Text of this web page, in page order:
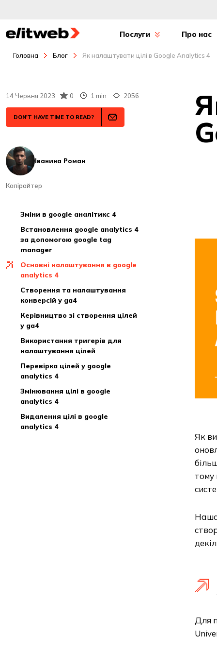
Послуги Про нас
Головна Блог Як налаштувати цілі в Google Analytics 4
14 Червня 2023 0 1 min 2056
DON'T HAVE TIME TO READ?
Іванина Роман
Копірайтер
зміни в google аналітикс 4
встановлення google analytics 4
за допомогою google tag
manager
основні налаштування в google
analytics 4
створення та налаштування
конверсій у ga4
керівництво зі створення цілей
у ga4
використання тригерів для
налаштування цілей
перевірка цілей у google
analytics 4
змінювання цілі в google
analytics 4
видалення цілі в google
analytics 4
Як
тому
Наша
Для